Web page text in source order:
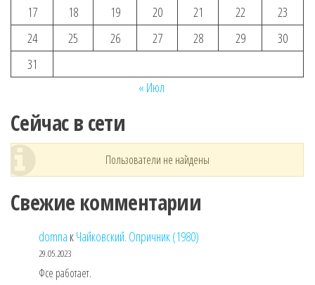
17
18 19 20 21 22
23
24
25 26 27 28 29
30
31
« Июл
Сейчас в сети
Пользователи не найдены
Свежие комментарии
domna кЧайковский. Опричник (1980)
29.05.2023
Фсе работает.